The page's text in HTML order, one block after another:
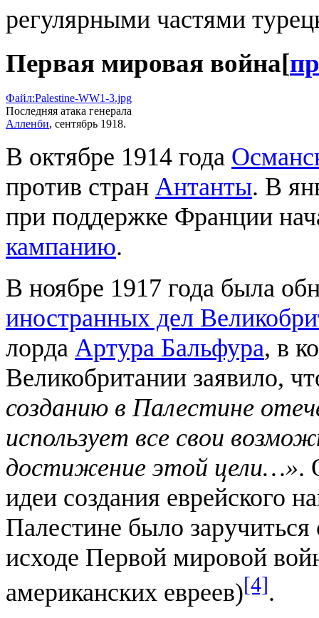
регулярными частями
Первая мировая война[
Файл:Palestine-WW1-3.jpg
Последняя атака генерала
Алленби, сентябрь 1918.
В октябре 1914 года
против стран Антанты. В
при поддержке Франции
кампанию.
В ноябре 1917 года была
иностранных дел
лорда Артура Бальфура, в
Великобритании заявило,
созданию в Палестине
использует все свои
достижение этой цели…».
идеи создания еврейского
Палестине было
исходе Первой мировой
американских евреев)[4].